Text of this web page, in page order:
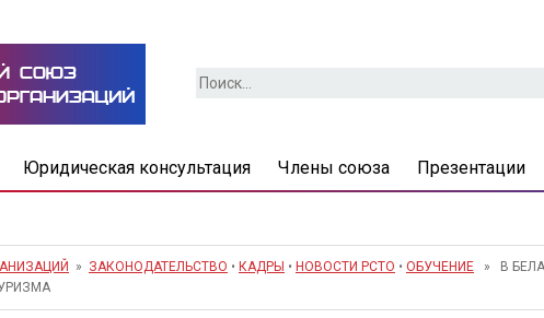
Найти:
Юридическая консультация Члены союза Презентации
» ЗАКОНОДАТЕЛЬСТВО • КАДРЫ • НОВОСТИ РСТО • ОБУЧЕНИЕ » В